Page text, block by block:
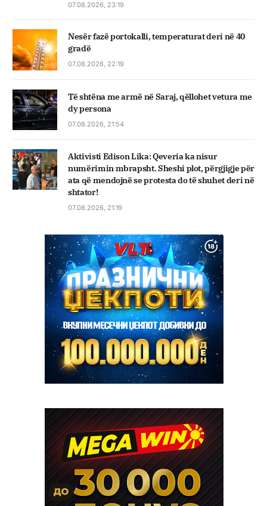
07.08.2026, 23:19
Nesër fazë portokalli, temperaturat deri në 40
gradë
07.08.2026, 22:19
Të shtëna me armë në Saraj, qëllohet vetura me
dy persona
07.08.2026, 21:54
Aktivisti Edison Lika: Qeveria ka nisur
numërimin mbrapsht. Sheshi plot, përgjigje për
ata që mendojnë se protesta do të shuhet deri në
shtator!
07.08.2026, 21:19